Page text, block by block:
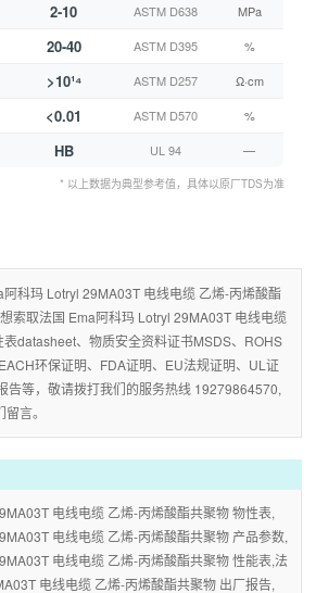
2-10 ASTM D638 MPa
20-40 ASTM D395 %
>10¹⁴ ASTM D257 Ω·cm
<0.01 ASTM D570 %
HB UL 94 —
* 以上数据为典型参考值，具体以原厂TDS为准
科玛 Lotryl 29MA03T 电线电缆 乙烯-丙烯酸酯
索取法国 Ema阿科玛 Lotryl 29MA03T 电线电缆
datasheet、物质安全资料证书MSDS、ROHS
环保证明、FDA证明、EU法规证明、UL证
告等，敬请拨打我们的服务热线 19279864570,
言。
电线电缆 乙烯-丙烯酸酯共聚物 物性表,
电线电缆 乙烯-丙烯酸酯共聚物 产品参数,
电线电缆 乙烯-丙烯酸酯共聚物 性能表,法
电线电缆 乙烯-丙烯酸酯共聚物 出厂报告,